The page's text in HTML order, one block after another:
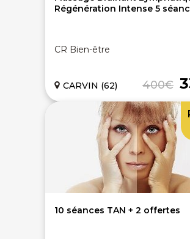
Régénération Intense 5
CR Bien-être
400€
CARVIN (62)
10 séances TAN + 2 offertes